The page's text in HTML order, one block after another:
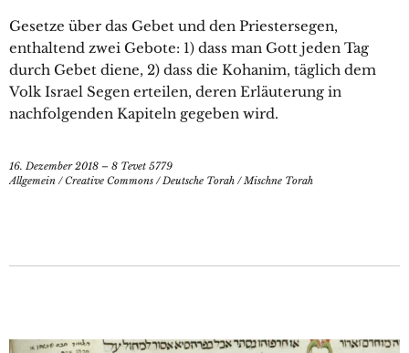
Gesetze über das Gebet und den Priestersegen,
enthaltend zwei Gebote: 1) dass man Gott jeden Tag
durch Gebet diene, 2) dass die Kohanim, täglich dem
Volk Israel Segen erteilen, deren Erläuterung in
nachfolgenden Kapiteln gegeben wird.
16. Dezember 2018 – 8 Tevet 5779
Allgemein /Creative Commons /Deutsche Torah /Mischne Torah